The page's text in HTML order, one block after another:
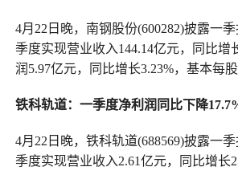
4月22日晚，南钢股份(600282)披露一
季度实现营业收入144.14亿元，同比增
润5.97亿元，同比增长3.23%，基本每股
铁科轨道：一季度净利润同比下降
4月22日晚，铁科轨道(688569)披露一
季度实现营业收入2.61亿元，同比增长